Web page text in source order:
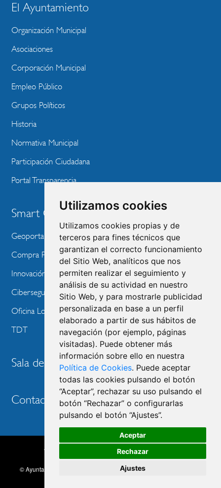
Utilizamos cookies
Utilizamos cookies propias y de
terceros para fines técnicos que
garantizan el correcto funcionamiento
del Sitio Web, analíticos que nos
permiten realizar el seguimiento y
análisis de su actividad en nuestro
Sitio Web, y para mostrarle publicidad
personalizada en base a un perfil
elaborado a partir de sus hábitos de
navegación (por ejemplo, páginas
visitadas). Puede obtener más
información sobre ello en nuestra
Política de Cookies. Puede aceptar
todas las cookies pulsando el botón
“Aceptar”, rechazar su uso pulsando el
botón “Rechazar” o configurarlas
pulsando el botón “Ajustes”.
Aceptar
Rechazar
Ajustes
BLOQUE
MENU
WEBSITE
El Ayuntamiento
Organización Municipal
Asociaciones
Corporación Municipal
Empleo Público
Grupos Políticos
Historia
Normativa Municipal
Participación Ciudadana
Portal Transparencia
Smart City
Geoportal
Compra Pública de Innovación
Innovación Tecnológica
Ciberseguridad
Oficina Local de Ayudas Públicas
TDT
Sala de prensa
Contacto
FOOTER
Accesibilidad Aviso legal
Política de privacidad
Política de cookies
© Ayuntamiento de Las Rozas de Madrid, 2026. Todos los derechos